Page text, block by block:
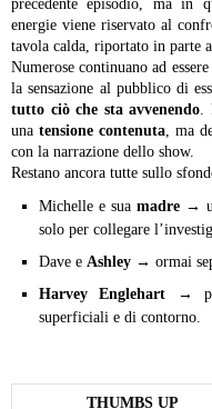
precedente episodio, ma in
energie viene riservato al
tavola calda, riportato in parte
Numerose continuano ad
la sensazione al pubblico di
tutto ciò che sta avvenendo
una tensione contenuta , ma
con la narrazione dello show.
Restano ancora tutte sullo
Michelle e sua madre→ un
solo per collegare
Dave e Ashley→ ormai
Harvey Englehart →
superficiali e di contorno.
THUMBS UP